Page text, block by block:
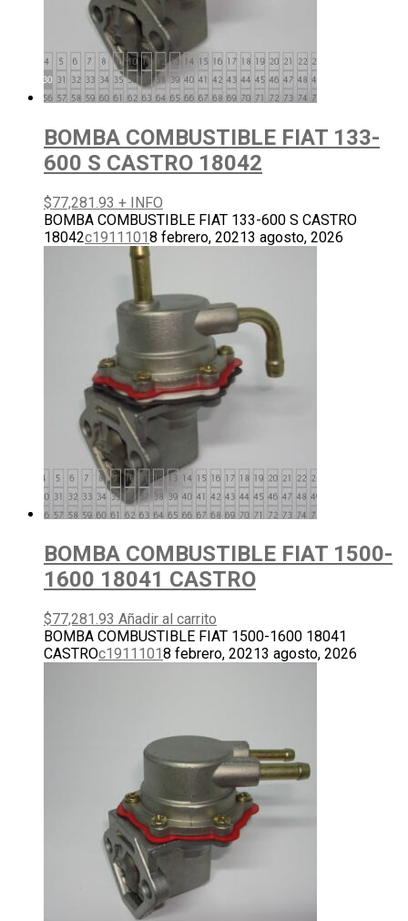
BOMBA COMBUSTIBLE FIAT 133-
600 S CASTRO 18042
$77,281.93 + INFO
BOMBA COMBUSTIBLE FIAT 133-600 S CASTRO
18042c19111018 febrero, 20213 agosto, 2026
BOMBA COMBUSTIBLE FIAT 1500-
1600 18041 CASTRO
$77,281.93 Añadir al carrito
BOMBA COMBUSTIBLE FIAT 1500-1600 18041
CASTROc19111018 febrero, 20213 agosto, 2026